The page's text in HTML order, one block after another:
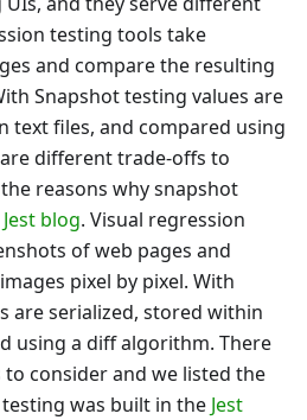
testing tools take
and compare the resulting
Snapshot testing values are
text files, and compared using
different trade-offs to
reasons why snapshot
Jest blog. Visual regression
of web pages and
pixel by pixel. With
are serialized, stored within
using a diff algorithm. There
consider and we listed the
was built in the Jest